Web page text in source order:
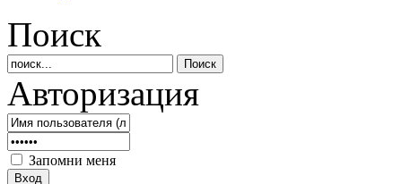
Поиск
Авторизация
Запомни меня